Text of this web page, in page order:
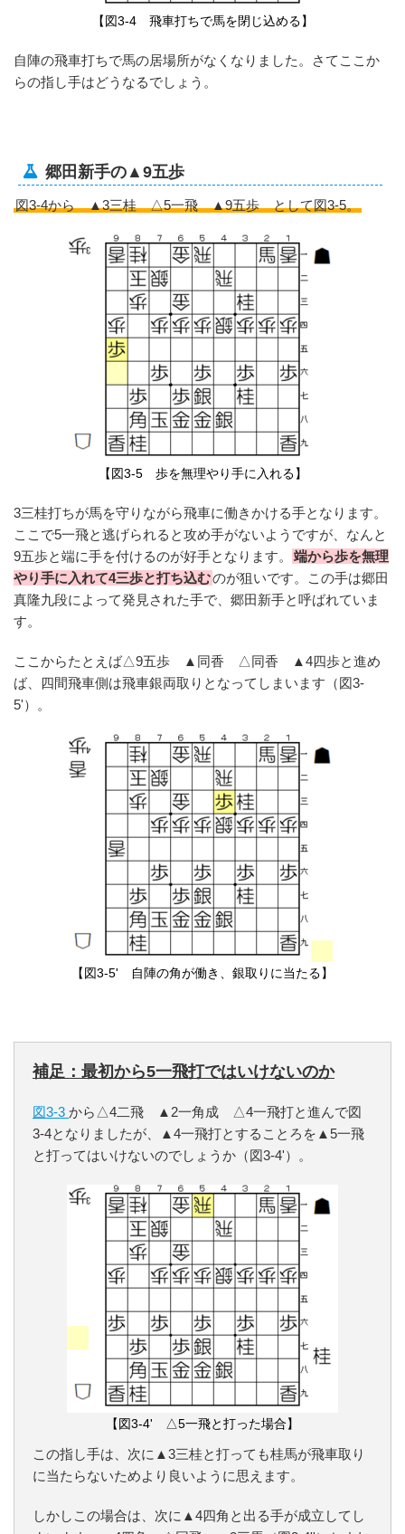
【図3-4 飛車打ちで馬を閉じ込める】
自陣の飛車打ちで馬の居場所がなくなりました。さてここか
らの指し手はどうなるでしょう。
郷田新手の▲9五歩
図3-4から ▲3三桂 △5一飛 ▲9五歩 として図3-5。
【図3-5 歩を無理やり手に入れる】
3三桂打ちが馬を守りながら飛車に働きかける手となります。
ここで5一飛と逃げられると攻め手がないようですが、なんと
9五歩と端に手を付けるのが好手となります。
端から歩を無理
やり手に入れて4三歩と打ち込むのが狙いです。この手は郷田
真隆九段によって発見された手で、郷田新手と呼ばれていま
す。
ここからたとえば△9五歩 ▲同香 △同香 ▲4四歩と進め
ば、四間飛車側は飛車銀両取りとなってしまいます（図3-
5'）。
【図3-5' 自陣の角が働き、銀取りに当たる】
補足：最初から5一飛打ではいけないのか
図3-3 から△4二飛 ▲2一角成 △4一飛打と進んで図
3-4となりましたが、▲4一飛打とすることろを▲5一飛
と打ってはいけないのでしょうか（図3-4'）。
【図3-4' △5一飛と打った場合】
この指し手は、次に▲3三桂と打っても桂馬が飛車取り
に当たらないためより良いように思えます。
しかしこの場合は、次に▲4四角と出る手が成立してし